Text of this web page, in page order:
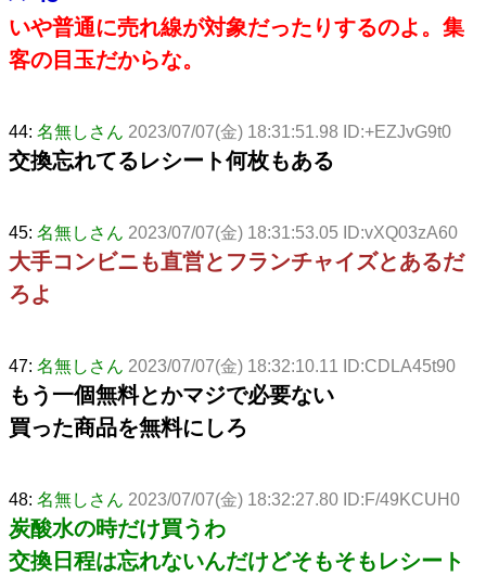
いや普通に売れ線が対象だったりするのよ。集
客の目玉だからな。
44: 名無しさん 2023/07/07(金) 18:31:51.98 ID:+EZJvG9t0
交換忘れてるレシート何枚もある
45: 名無しさん 2023/07/07(金) 18:31:53.05 ID:vXQ03zA60
大手コンビニも直営とフランチャイズとあるだ
ろよ
47: 名無しさん 2023/07/07(金) 18:32:10.11 ID:CDLA45t90
もう一個無料とかマジで必要ない
買った商品を無料にしろ
48: 名無しさん 2023/07/07(金) 18:32:27.80 ID:F/49KCUH0
炭酸水の時だけ買うわ
交換日程は忘れないんだけどそもそもレシート